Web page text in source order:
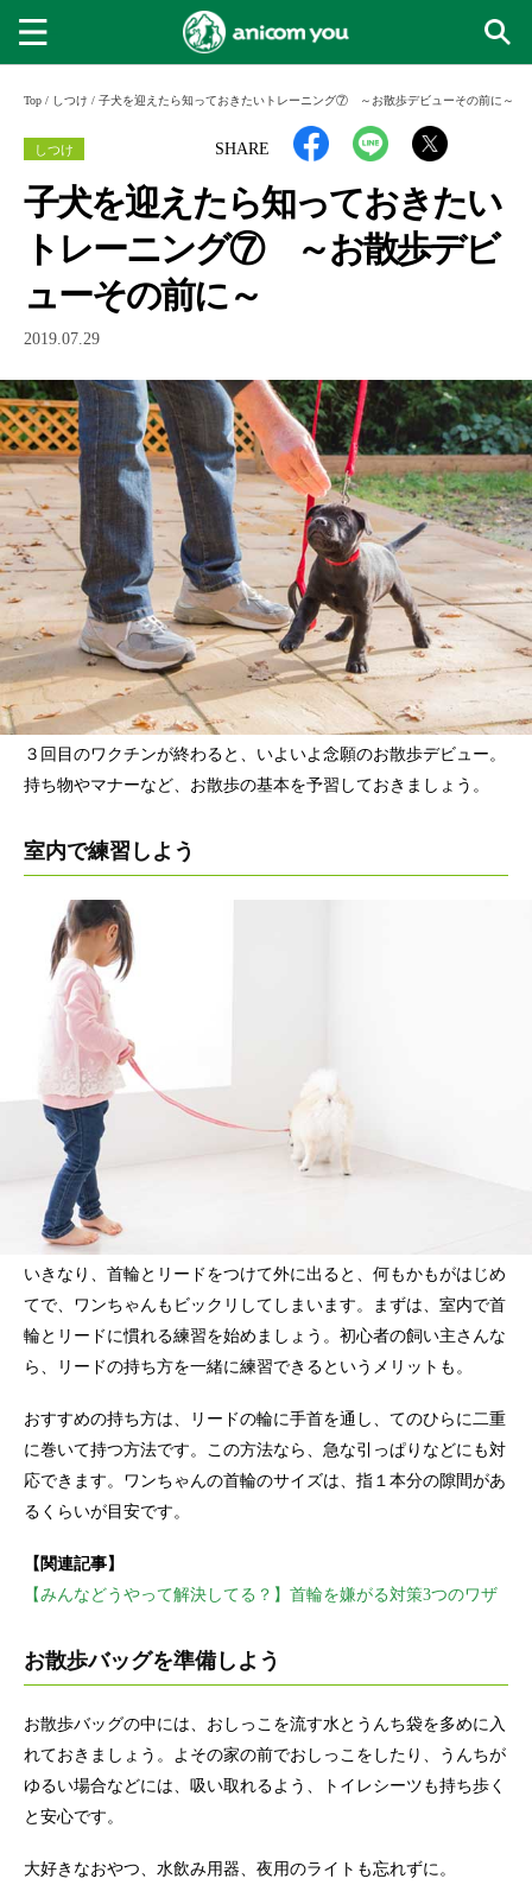
Top / しつけ / 子犬を迎えたら知っておきたいトレーニング⑦ ～お散歩デビューその前に～
SHARE
しつけ
子犬を迎えたら知っておきたい
トレーニング⑦ ～お散歩デビ
ューその前に～
2019.07.29
３回目のワクチンが終わると、いよいよ念願のお散歩デビュー。
持ち物やマナーなど、お散歩の基本を予習しておきましょう。
室内で練習しよう
いきなり、首輪とリードをつけて外に出ると、何もかもがはじめ
てで、ワンちゃんもビックリしてしまいます。まずは、室内で首
輪とリードに慣れる練習を始めましょう。初心者の飼い主さんな
ら、リードの持ち方を一緒に練習できるというメリットも。
おすすめの持ち方は、リードの輪に手首を通し、てのひらに二重
に巻いて持つ方法です。この方法なら、急な引っぱりなどにも対
応できます。ワンちゃんの首輪のサイズは、指１本分の隙間があ
るくらいが目安です。
【関連記事】
【みんなどうやって解決してる？】首輪を嫌がる対策3つのワザ
お散歩バッグを準備しよう
お散歩バッグの中には、おしっこを流す水とうんち袋を多めに入
れておきましょう。よその家の前でおしっこをしたり、うんちが
ゆるい場合などには、吸い取れるよう、トイレシーツも持ち歩く
と安心です。
大好きなおやつ、水飲み用器、夜用のライトも忘れずに。